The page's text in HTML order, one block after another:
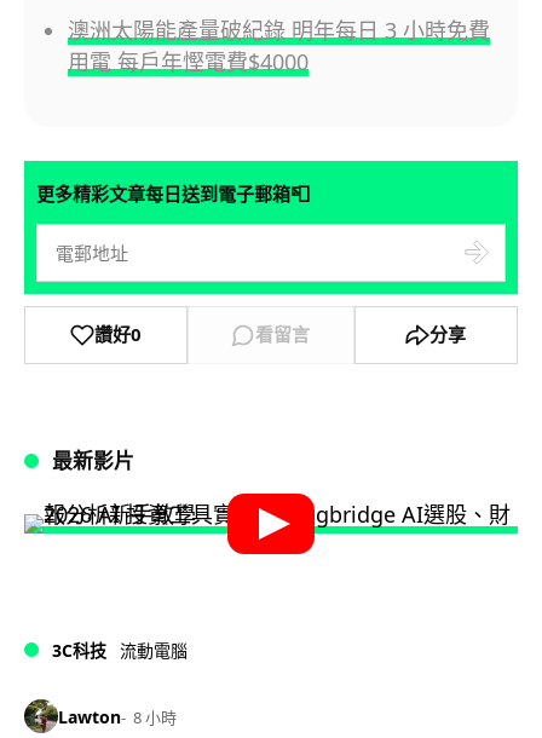
澳洲太陽能產量破紀錄 明年每日 3 小時免費
用電 每戶年慳電費$4000
更多精彩文章每日送到電子郵箱📮
讚好0 看留言 分享
最新影片
3C科技 流動電腦
Lawton 8 小時